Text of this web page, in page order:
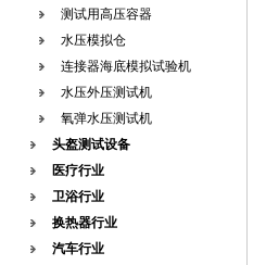
测试用高压容器
水压模拟仓
连接器海底模拟试验机
水压外压测试机
氧弹水压测试机
头盔测试设备
医疗行业
卫浴行业
换热器行业
汽车行业